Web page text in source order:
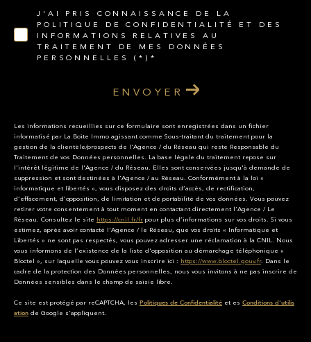
J'AI PRIS CONNAISSANCE DE LA
POLITIQUE DE CONFIDENTIALITÉ ET DES
INFORMATIONS RELATIVES AU
TRAITEMENT DE MES DONNÉES
PERSONNELLES (*)*
ENVOYER
Les informations recueillies sur ce formulaire sont enregistrées dans un fichier
informatisé par La Boite Immo agissant comme Sous-traitant du traitement pour la
gestion de la clientèle/prospects de l'Agence / du Réseau qui reste Responsable du
Traitement de vos Données personnelles. La base légale du traitement repose sur
l'intérêt légitime de l'Agence / du Réseau. Elles sont conservées jusqu'à demande de
suppression et sont destinées à l'Agence / au Réseau. Conformément à la loi «
informatique et libertés », vous disposez des droits d’accès, de rectification,
d’effacement, d’opposition, de limitation et de portabilité de vos données. Vous pouvez
retirer votre consentement à tout moment en contactant directement l’Agence / Le
Réseau. Consultez le site https://cnil.fr/fr pour plus d’informations sur vos droits. Si vous
estimez, après avoir contacté l'Agence / le Réseau, que vos droits « Informatique et
Libertés » ne sont pas respectés, vous pouvez adresser une réclamation à la CNIL. Nous
vous informons de l’existence de la liste d'opposition au démarchage téléphonique «
Bloctel », sur laquelle vous pouvez vous inscrire ici : https://www.bloctel.gouv.fr. Dans le
cadre de la protection des Données personnelles, nous vous invitons à ne pas inscrire de
Données sensibles dans le champ de saisie libre.
Ce site est protégé par reCAPTCHA, les Politiques de Confidentialité et es Conditions d'utilis
ation de Google s'appliquent.